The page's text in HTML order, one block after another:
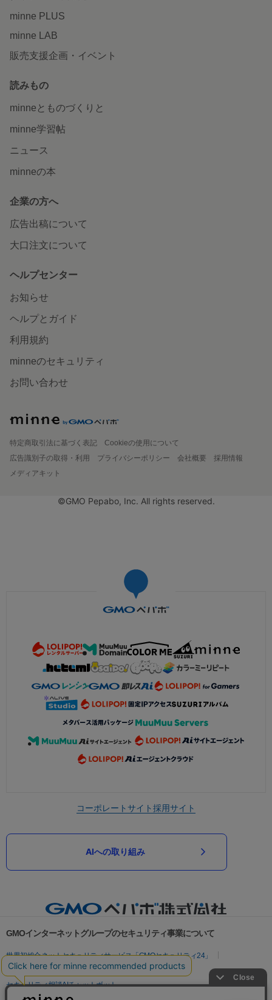
minne PLUS
minne LAB
販売支援企画・イベント
読みもの
minneとものづくりと
minne学習帖
ニュース
minneの本
企業の方へ
広告出稿について
大口注文について
ヘルプセンター
お知らせ
ヘルプとガイド
利用規約
minneのセキュリティ
お問い合わせ
特定商取引法に基づく表記
Cookieの使用について
広告識別子の取得・利用
プライバシーポリシー 会社概要
採用情報
メディアキット
©GMO Pepabo, Inc. All rights reserved.
コーポレートサイト採用サイト
AIへの取り組み
GMOインターネットグループのセキュリティ事業について
世界初総合ネットセキュリティサービス「GMOセキュリティ24」
パスワード漏洩診断
Webサイトリスク診断
セキュリティ相談AIチャットボット